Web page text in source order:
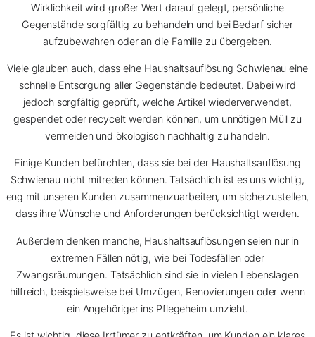
Wirklichkeit wird großer Wert darauf gelegt, persönliche
Gegenstände sorgfältig zu behandeln und bei Bedarf sicher
aufzubewahren oder an die Familie zu übergeben.
Viele glauben auch, dass eine Haushaltsauflösung Schwienau eine
schnelle Entsorgung aller Gegenstände bedeutet. Dabei wird
jedoch sorgfältig geprüft, welche Artikel wiederverwendet,
gespendet oder recycelt werden können, um unnötigen Müll zu
vermeiden und ökologisch nachhaltig zu handeln.
Einige Kunden befürchten, dass sie bei der Haushaltsauflösung
Schwienau nicht mitreden können. Tatsächlich ist es uns wichtig,
eng mit unseren Kunden zusammenzuarbeiten, um sicherzustellen,
dass ihre Wünsche und Anforderungen berücksichtigt werden.
Außerdem denken manche, Haushaltsauflösungen seien nur in
extremen Fällen nötig, wie bei Todesfällen oder
Zwangsräumungen. Tatsächlich sind sie in vielen Lebenslagen
hilfreich, beispielsweise bei Umzügen, Renovierungen oder wenn
ein Angehöriger ins Pflegeheim umzieht.